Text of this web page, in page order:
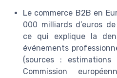
Le commerce B2B en
000 milliards d’euros
ce qui explique la
événements
(sources : estimations
Commission